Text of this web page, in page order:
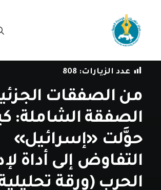
فيمقالات
عدد الزيارات: 808
من الصفقات
الصفقة الشاملة:
حوَّلت «إسرائيل»
التفاوض إلى أداة
الحرب (ورقة